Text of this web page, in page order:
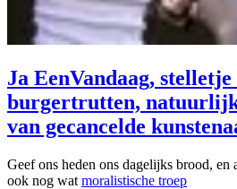
Ja EenVandaag,
burgertrutten, natuurlijk
van gecancelde
Geef ons heden ons dagelijks brood, en
ook nog wat moralistische troep